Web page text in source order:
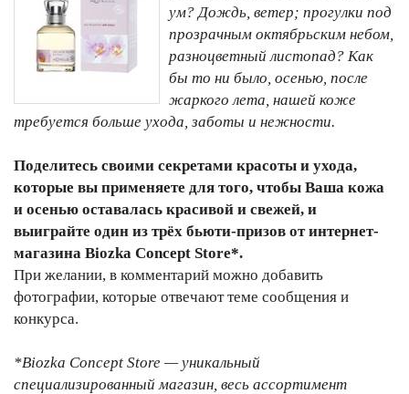
ум? Дождь, ветер; прогулки под
прозрачным октябрьским небом,
разноцветный листопад? Как
бы то ни было, осенью, после
жаркого лета, нашей коже
требуется больше ухода, заботы и нежности.
Поделитесь своими секретами красоты и ухода,
которые вы применяете для того, чтобы Ваша кожа
и осенью оставалась красивой и свежей, и
выиграйте один из трёх бьюти-призов от интернет-
магазина Biozka Concept Store*.
При желании, в комментарий можно добавить
фотографии, которые отвечают теме сообщения и
конкурса.
*Biozka Concept Store — уникальный
специализированный магазин, весь ассортимент